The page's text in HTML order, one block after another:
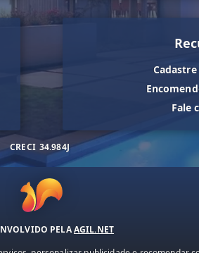
Fale
CRECI 34.984J
PELAAGIL.NET